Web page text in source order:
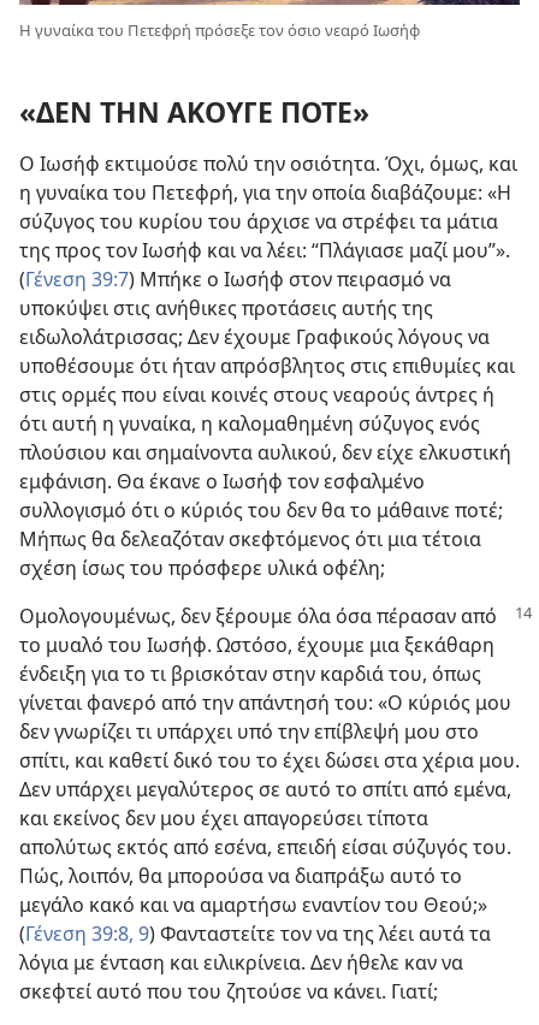
Η γυναίκα του Πετεφρή πρόσεξε τον όσιο νεαρό Ιωσήφ
«ΔΕΝ ΤΗΝ ΑΚΟΥΓΕ ΠΟΤΕ»
Ο Ιωσήφ εκτιμούσε πολύ την οσιότητα. Όχι, όμως, και
η γυναίκα του Πετεφρή, για την οποία διαβάζουμε: «Η
σύζυγος του κυρίου του άρχισε να στρέφει τα μάτια
της προς τον Ιωσήφ και να λέει: “Πλάγιασε μαζί μου”».
(Γένεση 39:7) Μπήκε ο Ιωσήφ στον πειρασμό να
υποκύψει στις ανήθικες προτάσεις αυτής της
ειδωλολάτρισσας; Δεν έχουμε Γραφικούς λόγους να
υποθέσουμε ότι ήταν απρόσβλητος στις επιθυμίες και
στις ορμές που είναι κοινές στους νεαρούς άντρες ή
ότι αυτή η γυναίκα, η καλομαθημένη σύζυγος ενός
πλούσιου και σημαίνοντα αυλικού, δεν είχε ελκυστική
εμφάνιση. Θα έκανε ο Ιωσήφ τον εσφαλμένο
συλλογισμό ότι ο κύριός του δεν θα το μάθαινε ποτέ;
Μήπως θα δελεαζόταν σκεφτόμενος ότι μια τέτοια
σχέση ίσως του πρόσφερε υλικά οφέλη;
Ομολογουμένως, δεν ξέρουμε όλα όσα πέρασαν από
το μυαλό του Ιωσήφ. Ωστόσο, έχουμε μια ξεκάθαρη
ένδειξη για το τι βρισκόταν στην καρδιά του, όπως
γίνεται φανερό από την απάντησή του: «Ο κύριός μου
δεν γνωρίζει τι υπάρχει υπό την επίβλεψή μου στο
σπίτι, και καθετί δικό του το έχει δώσει στα χέρια μου.
Δεν υπάρχει μεγαλύτερος σε αυτό το σπίτι από εμένα,
και εκείνος δεν μου έχει απαγορεύσει τίποτα
απολύτως εκτός από εσένα, επειδή είσαι σύζυγός του.
Πώς, λοιπόν, θα μπορούσα να διαπράξω αυτό το
μεγάλο κακό και να αμαρτήσω εναντίον του Θεού;»
(Γένεση 39:8, 9) Φανταστείτε τον να της λέει αυτά τα
λόγια με ένταση και ειλικρίνεια. Δεν ήθελε καν να
σκεφτεί αυτό που του ζητούσε να κάνει. Γιατί;